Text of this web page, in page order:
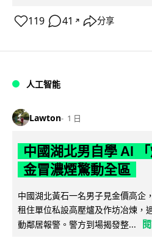
119 41 ↗ 分享
人工智能
Lawton 1 日
中國湖北男自學 AI
金冒濃煙驚動全區
中國湖北黃石一名男子見金價高企
租住單位私設高壓爐及作坊冶煉，
動鄰居報警。警方到場揭發整...